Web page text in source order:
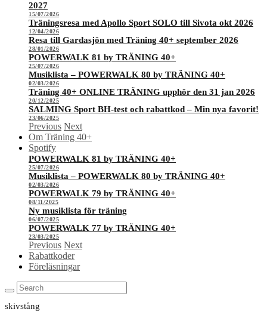
2027
15/07/2026
Träningsresa med Apollo Sport SOLO till Sivota okt 2026
12/04/2026
Resa till Gardasjön med Träning 40+ september 2026
28/01/2026
POWERWALK 81 by TRÄNING 40+
25/07/2026
Musiklista – POWERWALK 80 by TRÄNING 40+
02/03/2026
Träning 40+ ONLINE TRÄNING upphör den 31 jan 2026
20/12/2025
SALMING Sport BH-test och rabattkod – Min nya favorit!
23/06/2025
Previous Next
Om Träning 40+
Spotify
POWERWALK 81 by TRÄNING 40+
25/07/2026
Musiklista – POWERWALK 80 by TRÄNING 40+
02/03/2026
POWERWALK 79 by TRÄNING 40+
08/11/2025
Ny musiklista för träning
06/07/2025
POWERWALK 77 by TRÄNING 40+
23/03/2025
Previous Next
Rabattkoder
Föreläsningar
skivstång